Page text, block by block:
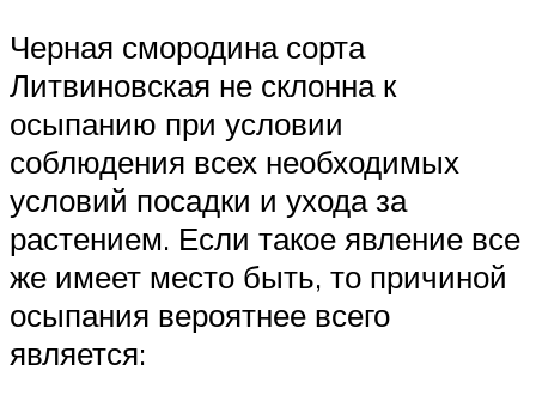
Черная смородина сорта
Литвиновская не склонна к
осыпанию при условии
соблюдения всех необходимых
условий посадки и ухода за
растением. Если такое явление все
же имеет место быть, то причиной
осыпания вероятнее всего
является: